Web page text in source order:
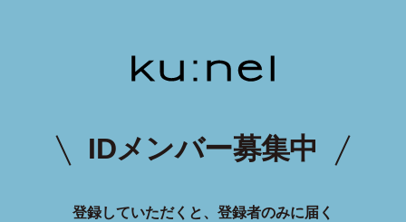
IDメンバー募集中
登録していただくと、登録者のみに届く